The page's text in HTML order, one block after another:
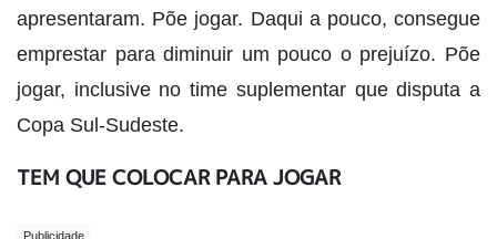
apresentaram. Põe jogar. Daqui a pouco, consegue
emprestar para diminuir um pouco o prejuízo. Põe
jogar, inclusive no time suplementar que disputa a
Copa Sul-Sudeste.
TEM QUE COLOCAR PARA JOGAR